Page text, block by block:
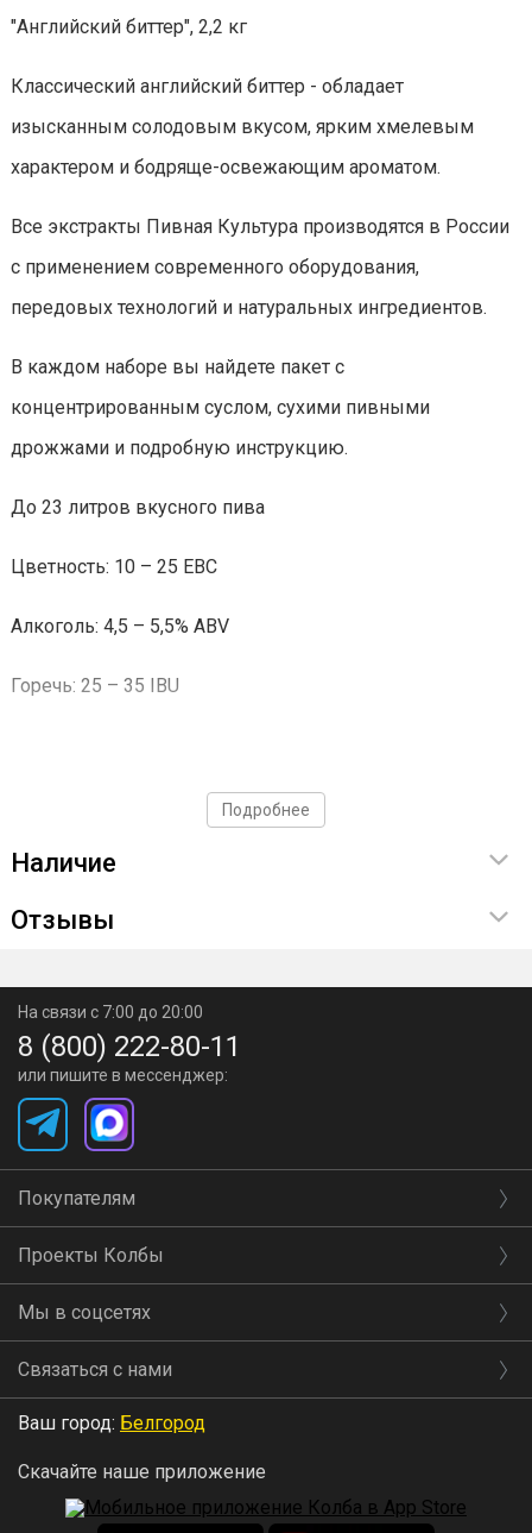
"Английский биттер", 2,2 кг
Классический английский биттер - обладает
изысканным солодовым вкусом, ярким хмелевым
характером и бодряще-освежающим ароматом.
Все экстракты Пивная Культура производятся в России
с применением современного оборудования,
передовых технологий и натуральных ингредиентов.
В каждом наборе вы найдете пакет с
концентрированным суслом, сухими пивными
дрожжами и подробную инструкцию.
До 23 литров вкусного пива
Цветность: 10 – 25 EBC
Алкоголь: 4,5 – 5,5% ABV
Горечь: 25 – 35 IBU
Подробнее
Наличие
Отзывы
На связи с 7:00 до 20:00
8 (800) 222-80-11
или пишите в мессенджер:
Покупателям
Проекты Колбы
Мы в соцсетях
Связаться с нами
Ваш город: Белгород
Скачайте наше приложение